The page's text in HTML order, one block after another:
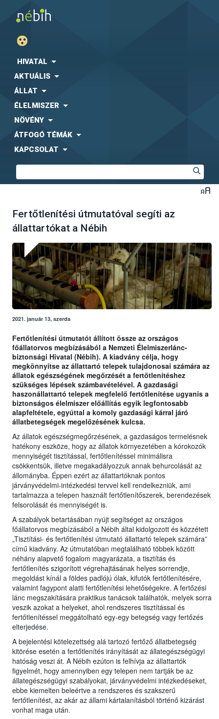
HIVATAL
AKTUÁLIS
ÁLLAT
ÉLELMISZER
NÖVÉNY
ÁTFOGÓ TÉMÁK
KAPCSOLAT
Fertőtlenítési útmutatóval segíti az
állattartókat a Nébih
2021. január 13, szerda
Fertőtlenítési útmutatót állított össze az országos
főállatorvos megbízásából a Nemzeti Élelmiszerlánc-
biztonsági Hivatal (Nébih). A kiadvány célja, hogy
megkönnyítse az állattartó telepek tulajdonosai számára az
állatok egészségének megőrzését a fertőtlenítéshez
szükséges lépések számbavételével. A gazdasági
haszonállattartó telepek megfelelő fertőtlenítése ugyanis a
biztonságos élelmiszer előállítás egyik legfontosabb
alapfeltétele, egyúttal a komoly gazdasági kárral járó
állatbetegségek megelőzésének kulcsa.
Az állatok egészségmegőrzésének, a gazdaságos termelésnek
hatékony eszköze, hogy az állatok környezetében a kórokozók
mennyiségét tisztítással, fertőtlenítéssel minimálisra
csökkentsük, illetve megakadályozzuk annak behurcolását az
állományba. Éppen ezért az állattartóknak pontos
járványvédelmi-intézkedési tervvel kell rendelkezniük, ami
tartalmazza a telepen használt fertőtlenítőszerek, berendezések
felsorolását és mennyiségét is.
A szabályok betartásában nyújt segítséget az országos
főállatorvos megbízásából a Nébih által kidolgozott és közzétett
„Tisztítási- és fertőtlenítési útmutató állattartó telepek számára”
című kiadvány. Az útmutatóban megtalálható többek között
néhány alapvető fogalom magyarázata, a tisztítás és
fertőtlenítés szigorított végrehajtásának helyes sorrendje,
megoldást kínál a földes padlójú ólak, kifutók fertőtlenítésére,
valamint fagypont alatti fertőtlenítési lehetőségekre. A fertőzési
lánc megszakítására praktikus tanácsok találhatók, melyek sorra
veszik azokat a helyeket, ahol rendszeres tisztítással és
fertőtlenítéssel meggátolható egy-egy betegség vagy fertőzés
elterjedése.
A bejelentési kötelezettség alá tartozó fertőző állatbetegség
kitörése esetén a fertőtlenítés irányítását az állategészségügyi
hatóság veszi át. A Nébih ezúton is felhívja az állattartók
figyelmét, hogy amennyiben egy telepen nem tartják be az
állategészségügyi szabályokat, járványvédelmi intézkedéseket,
ebbe kiemelten beleértve a rendszeres és szakszerű
fertőtlenítést, az akár az állami kártalanításból történő kizárást
vonhat maga után.